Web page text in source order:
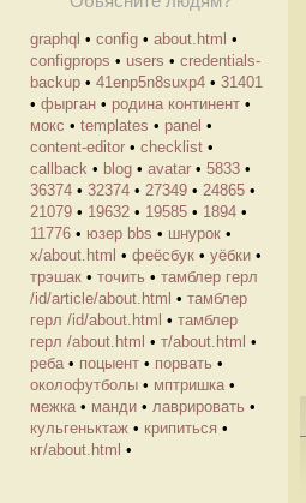
graphql • config • about.html •
configprops • users • credentials-
backup • 41enp5n8suxp4 • 31401
• фырган • родина континент •
мокс • templates • panel •
content-editor • checklist •
callback • blog • avatar • 5833 •
36374 • 32374 • 27349 • 24865 •
21079 • 19632 • 19585 • 1894 •
11776 • юзер bbs • шнурок •
х/about.html • феёсбук • уёбки •
трэшак • точить • тамблер герл
/id/article/about.html • тамблер
герл /id/about.html • тамблер
герл /about.html • т/about.html •
реба • поцыент • порвать •
околофутболы • мптришка •
межка • манди • лаврировать •
кульгеньктаж • крипиться •
кг/about.html •